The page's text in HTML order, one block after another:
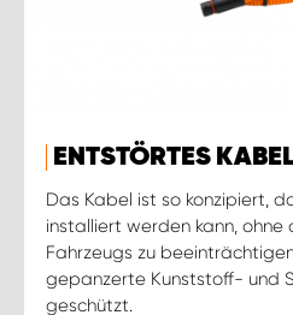
ENTSTÖRTES
Das Kabel ist so konzipiert,
installiert werden kann, ohne
Fahrzeugs zu
gepanzerte Kunststoff- und
geschützt.